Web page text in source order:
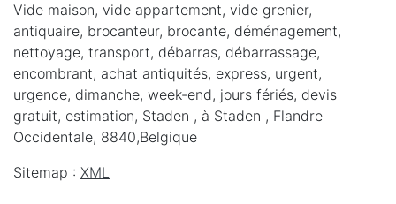
Vide maison, vide appartement, vide grenier,
antiquaire, brocanteur, brocante, déménagement,
nettoyage, transport, débarras, débarrassage,
encombrant, achat antiquités, express, urgent,
urgence, dimanche, week-end, jours fériés, devis
gratuit, estimation, Staden , à Staden , Flandre
Occidentale, 8840,Belgique
Sitemap : XML